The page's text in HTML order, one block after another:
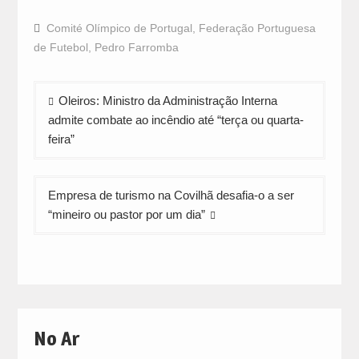
Facebook
(Opens
in
new
WhatsApp
(Opens
in
new
Twitter
(Opens
new
Comité Olímpico de Portugal
Federação Portuguesa
de Futebol
Pedro Farromba
Navegação
de
artigos
Oleiros: Ministro da Administração Interna
admite combate ao incêndio até “terça ou quarta-
feira”
Empresa de turismo na Covilhã desafia-o a ser
“mineiro ou pastor por um dia”
No Ar